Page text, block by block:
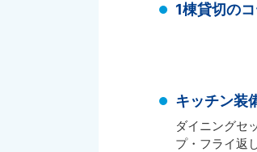
1棟貸切の
キッチン装
ダイニングセ
プ・フライ返